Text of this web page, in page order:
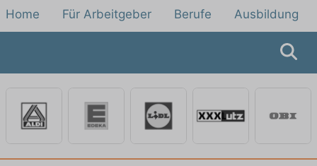
Home Für Arbeitgeber Berufe Ausbildung